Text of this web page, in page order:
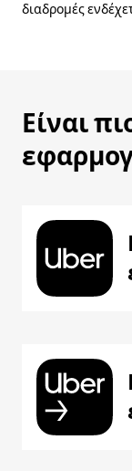
διαδρομές
Είναι